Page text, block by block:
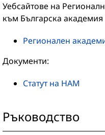
Уебсайтове на
към Българска академия
Регионален
Документи:
Статут на НАМ
Ръководство